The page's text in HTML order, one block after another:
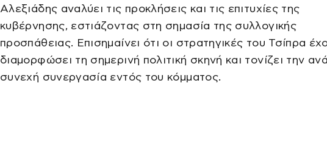
Αλεξιάδης αναλύει τις προκλήσεις και τις επιτυχίες της
κυβέρνησης, εστιάζοντας στη σημασία της συλλογικής
προσπάθειας. Επισημαίνει ότι οι στρατηγικές του Τσίπρα
διαμορφώσει τη σημερινή πολιτική σκηνή και τονίζει την
συνεχή συνεργασία εντός του κόμματος.